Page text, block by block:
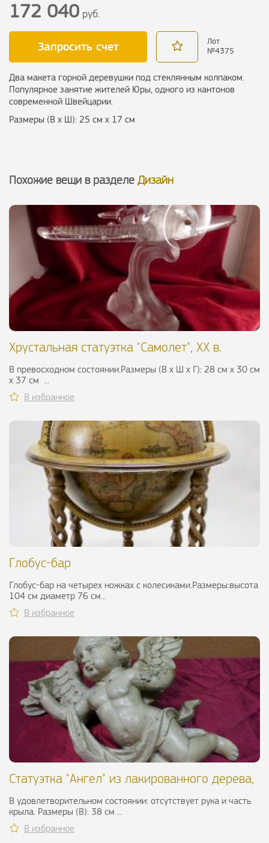
172 040 руб.
Запросить счет
Лот
№4375
Два макета горной деревушки под стеклянным колпаком.
Популярное занятие жителей Юры, одного из кантонов
современной Швейцарии.
Размеры (В х Ш): 25 см х 17 см
Похожие вещи в разделе Дизайн
Хрустальная статуэтка "Самолет", ХХ в.
В превосходном состоянии.Размеры (В х Ш х Г): 28 см х 30 см
х 37 см ...
В избранное
Глобус-бар
Глобус-бар на четырех ножках с колесиками.Размеры:высота
104 см диаметр 76 см...
В избранное
Статуэтка "Ангел" из лакированного дерева,
В удовлетворительном состоянии: отсутствует рука и часть
крыла. Размеры (В): 38 см ...
В избранное